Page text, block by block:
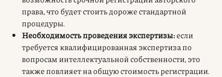
права, что будет стоить дороже стандартной
процедуры.
Необходимость проведения экспертизы:если
требуется квалифицированная экспертиза по
вопросам интеллектуальной собственности, это
также повлияет на общую стоимость регистрации.